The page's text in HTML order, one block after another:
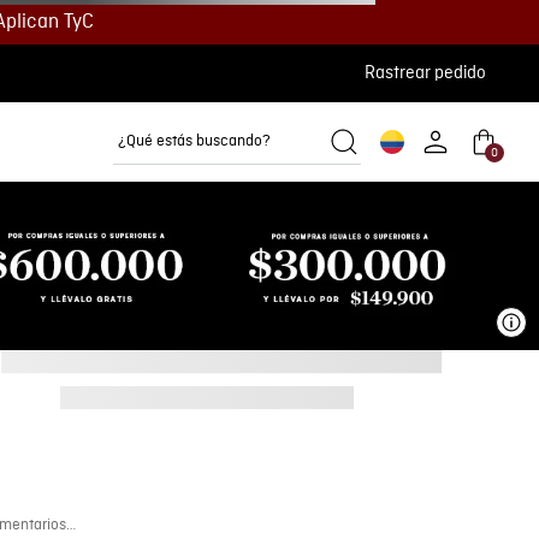
TyC
Rastrear pedido
¿Qué estás buscando?
0